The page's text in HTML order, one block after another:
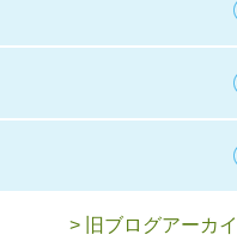
> 旧ブログアーカ